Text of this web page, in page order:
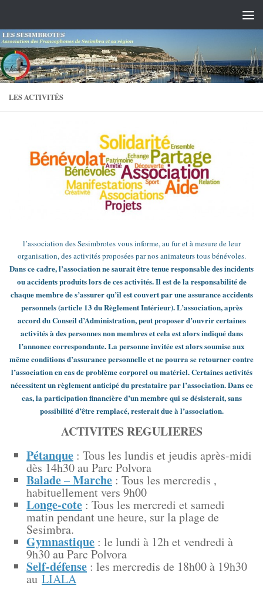
LES ACTIVITÉS
l’association des Sesimbrotes vous informe, au fur et à mesure de leur
organisation, des activités proposées par nos animateurs tous bénévoles.
Dans ce cadre, l’association ne saurait être tenue responsable des incidents
ou accidents produits lors de ces activités. Il est de la responsabilité de
chaque membre de s’assurer qu’il est couvert par une assurance accidents
personnels (article 13 du Règlement Intérieur). L’association, après
accord du Conseil d’Administration, peut proposer d’ouvrir certaines
activités à des personnes non membres et cela est alors indiqué dans
l’annonce correspondante. La personne invitée est alors soumise aux
même conditions d’assurance personnelle et ne pourra se retourner contre
l’association en cas de problème corporel ou matériel. Certaines activités
nécessitent un règlement anticipé du prestataire par l’association. Dans ce
cas, la participation financière d’un membre qui se désisterait, sans
possibilité d’être remplacé, resterait due à l’association.
ACTIVITES REGULIERES
Pétanque : Tous les lundis et jeudis après-midi
dès 14h30 au Parc Polvora
Balade–Marche : Tous les mercredis ,
habituellement vers 9h00
Longe-cote : Tous les mercredi et samedi
matin pendant une heure, sur la plage de
Sesimbra.
Gymnastique : le lundi à 12h et vendredi à
9h30 au Parc Polvora
Self-défense : les mercredis de 18h00 à 19h30
au LIALA